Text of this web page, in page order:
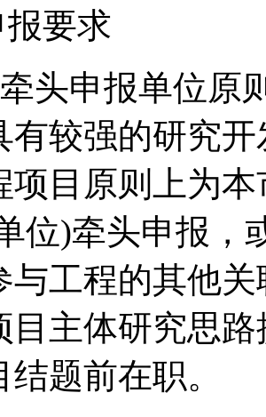
要求
头申报单位原
有较强的研究
项目原则上为
位)牵头申报，
与工程的其他
目主体研究思
题前在职。